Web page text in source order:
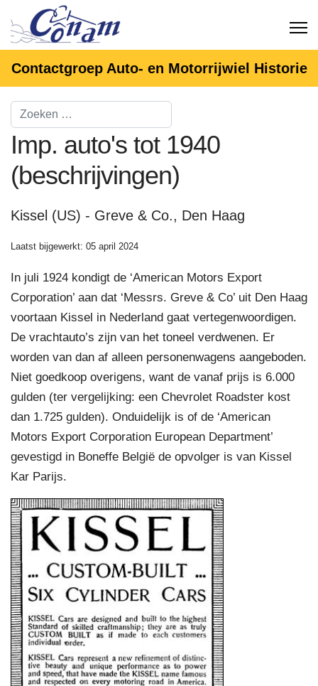
Contactgroep Auto- en Motorrijwiel Historie
Imp. auto's tot 1940
(beschrijvingen)
Kissel (US) - Greve & Co., Den Haag
Laatst bijgewerkt: 05 april 2024
In juli 1924 kondigt de ‘American Motors Export
Corporation’ aan dat ‘Messrs. Greve & Co’ uit Den Haag
voortaan Kissel in Nederland gaat vertegenwoordigen.
De vrachtauto’s zijn van het toneel verdwenen. Er
worden van dan af alleen personenwagens aangeboden.
Niet goedkoop overigens, want de vanaf prijs is 6.000
gulden (ter vergelijking: een Chevrolet Roadster kost
dan 1.725 gulden). Onduidelijk is of de ‘American
Motors Export Corporation European Department’
gevestigd in Boneffe België de opvolger is van Kissel
Kar Parijs.